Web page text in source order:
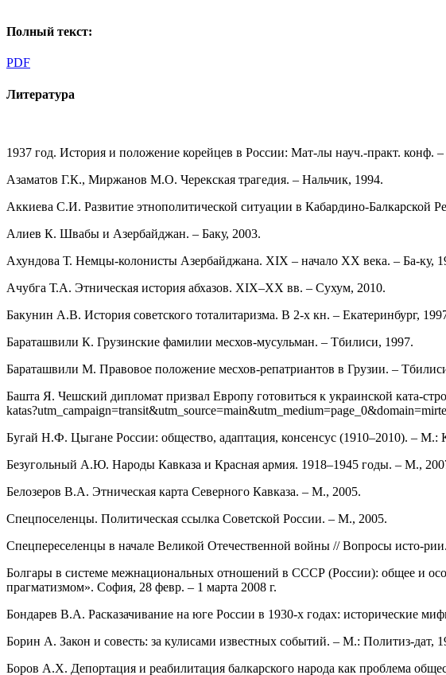
Полный текст:
PDF
Литература
1937 год. История и положение корейцев в России: Мат-лы науч.-практ. конф.
Азаматов Г.К., Миржанов М.О. Черекская трагедия. – Нальчик, 1994.
Аккиева С.И. Развитие этнополитической ситуации в Кабардино-Балкарской
Алиев К. Швабы и Азербайджан. – Баку, 2003.
Ахундова Т. Немцы-колонисты Азербайджана. XIX – начало XX века. – Ба-ку,
Ачубга Т.А. Этническая история абхазов. XIX–XX вв. – Сухум, 2010.
Бакунин А.В. История советского тоталитаризма. В 2-х кн. – Екатеринбург,
Бараташвили К. Грузинские фамилии месхов-мусульман. – Тбилиси, 1997.
Бараташвили М. Правовое положение месхов-репатриантов в Грузии. –
Башта Я. Чешский дипломат призвал Европу готовиться к украинской ката-
Бугай Н.Ф. Цыгане России: общество, адаптация, консенсус (1910–2010). – М.:
Безугольный А.Ю. Народы Кавказа и Красная армия. 1918–1945 годы. – М.,
Белозеров В.А. Этническая карта Северного Кавказа. – М., 2005.
Спецпоселенцы. Политическая ссылка Советской России. – М., 2005.
Спецпереселенцы в начале Великой Отечественной войны // Вопросы исто-
Болгары в системе межнациональных отношений в СССР (России): общее и
прагматизмом». София, 28 февр. – 1 марта 2008 г.
Бондарев В.А. Расказачивание на юге России в 1930-х годах: исторические
Борин А. Закон и совесть: за кулисами известных событий. – М.: Политиз-дат,
Боров А.Х. Депортация и реабилитация балкарского народа как проблема